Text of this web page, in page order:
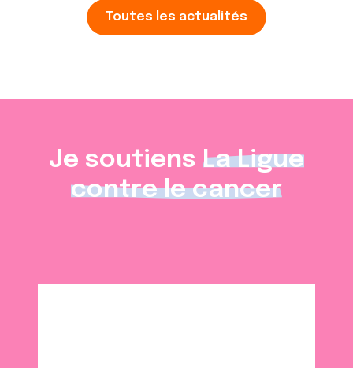
Toutes les actualités
Je soutiens La Ligue
contre le cancer